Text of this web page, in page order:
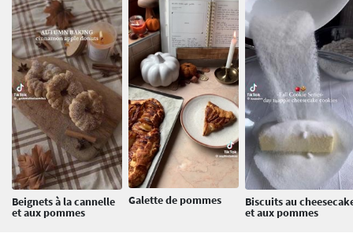
Beignets à la cannelle
et aux pommes
Galette de pommes Biscuits au
et aux pommes